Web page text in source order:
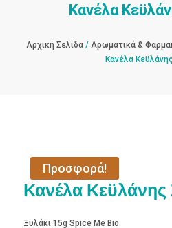
Κανέλα
Αρχική Σελίδα/ Αρωματικά &
Κανέλα
Προσφορά!
Κανέλα Κεϋλάνης
Ξυλάκι 15g Spice Me Bio